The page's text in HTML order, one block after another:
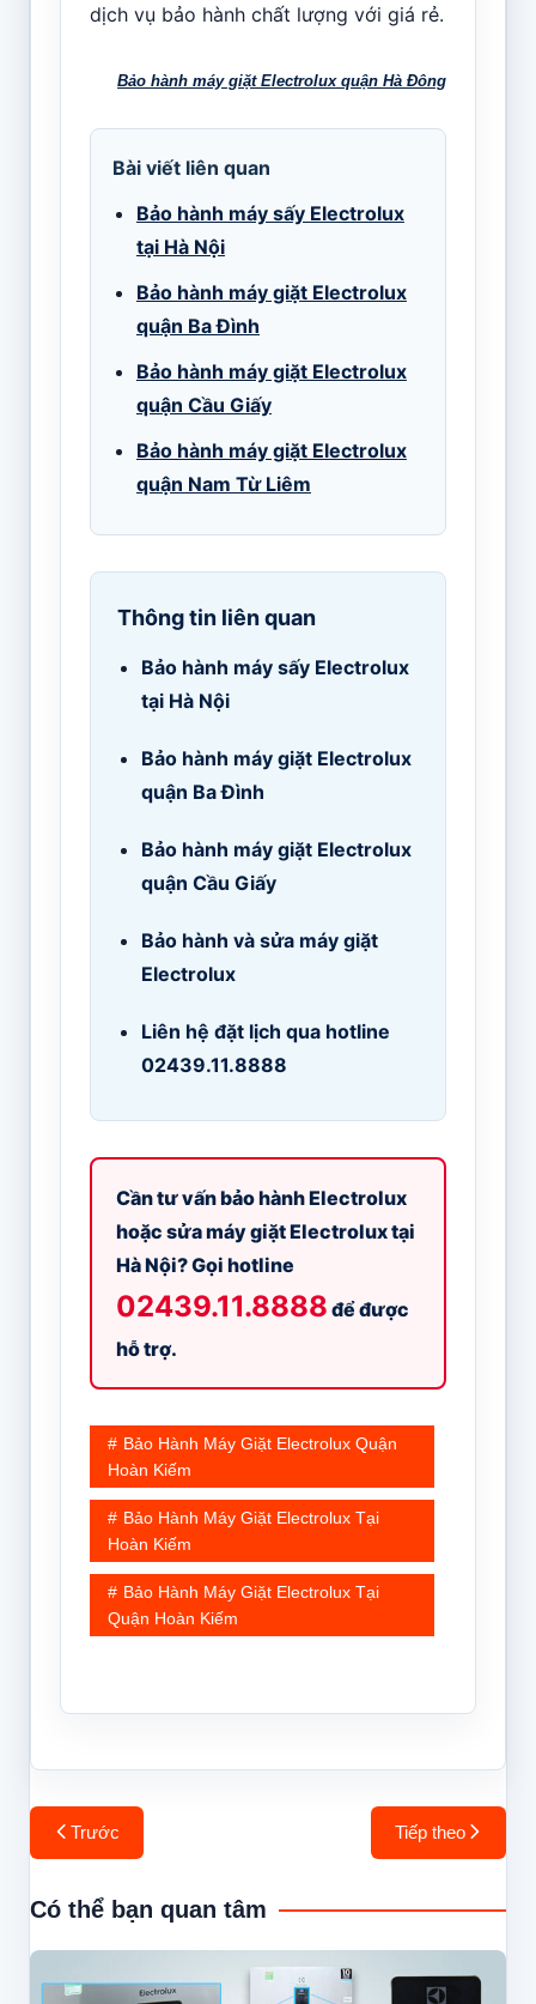
dịch vụ bảo hành chất lượng với giá rẻ.
Bảo hành máy giặt Electrolux quận Hà Đông
Bài viết liên quan
Bảo hành máy sấy Electrolux
tại Hà Nội
Bảo hành máy giặt Electrolux
quận Ba Đình
Bảo hành máy giặt Electrolux
quận Cầu Giấy
Bảo hành máy giặt Electrolux
quận Nam Từ Liêm
Thông tin liên quan
Bảo hành máy sấy Electrolux
tại Hà Nội
Bảo hành máy giặt Electrolux
quận Ba Đình
Bảo hành máy giặt Electrolux
quận Cầu Giấy
Bảo hành và sửa máy giặt
Electrolux
Liên hệ đặt lịch qua hotline
02439.11.8888
Cần tư vấn bảo hành Electrolux
hoặc sửa máy giặt Electrolux tại
Hà Nội? Gọi hotline
02439.11.8888 để được
hỗ trợ.
Bảo Hành Máy Giặt Electrolux Quận
Hoàn Kiếm
Bảo Hành Máy Giặt Electrolux Tại
Hoàn Kiếm
Bảo Hành Máy Giặt Electrolux Tại
Quận Hoàn Kiếm
Điều
hướng
bài
Trước Tiếp theo
Có thể bạn quan tâm